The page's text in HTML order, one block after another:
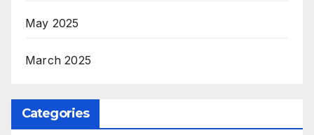
May 2025
March 2025
Categories